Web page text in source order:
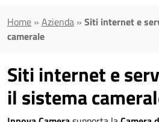
cercare
Home » Azienda » Siti internet e
camerale
Siti internet e
il sistema